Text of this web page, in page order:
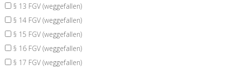
§ 13 FGV (weggefallen)
§ 14 FGV (weggefallen)
§ 15 FGV (weggefallen)
§ 16 FGV (weggefallen)
§ 17 FGV (weggefallen)